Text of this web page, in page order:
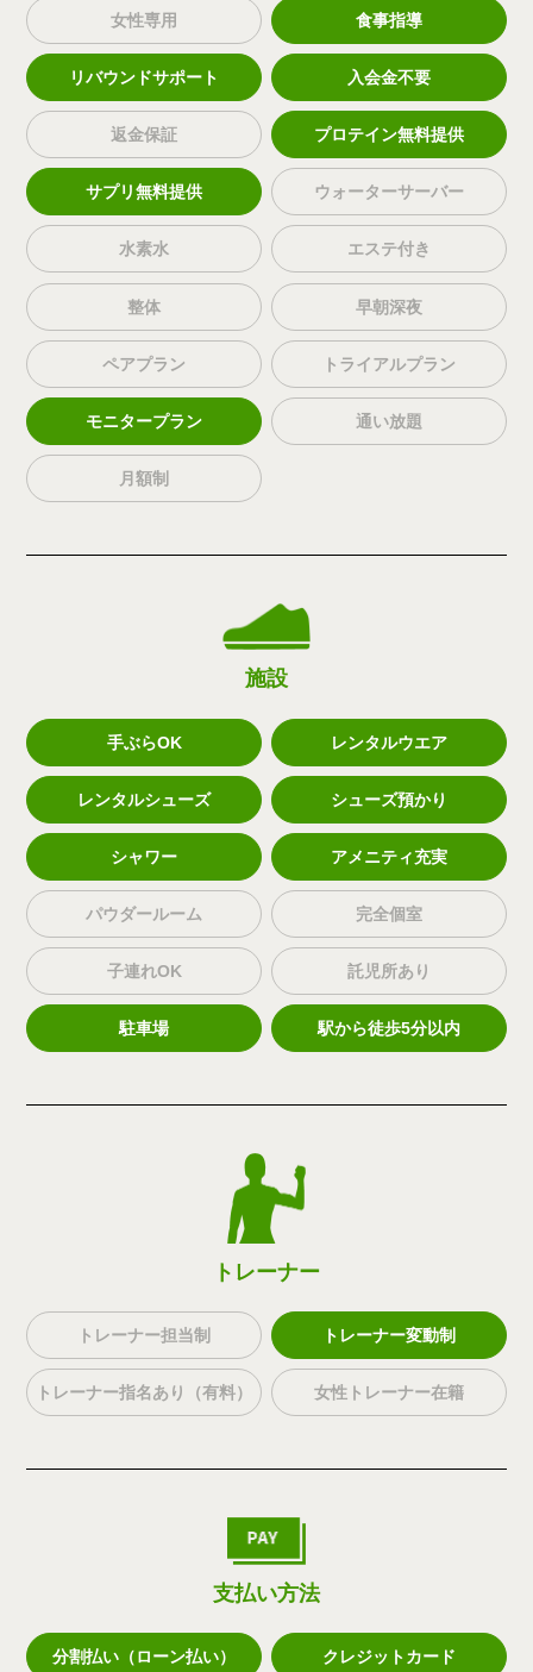
女性専用 食事指導
リバウンドサポート 入会金不要
返金保証 プロテイン無料提供
サプリ無料提供 ウォーターサーバー
水素水 エステ付き
整体 早朝深夜
ペアプラン トライアルプラン
モニタープラン 通い放題
月額制
施設
手ぶらOK レンタルウエア
レンタルシューズ シューズ預かり
シャワー アメニティ充実
パウダールーム 完全個室
子連れOK 託児所あり
駐車場 駅から徒歩5分以内
トレーナー
トレーナー担当制 トレーナー変動制
トレーナー指名あり（有料） 女性トレーナー在籍
支払い方法
分割払い（ローン払い） クレジットカード